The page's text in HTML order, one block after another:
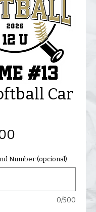
Car
Number (opcional)
0/500